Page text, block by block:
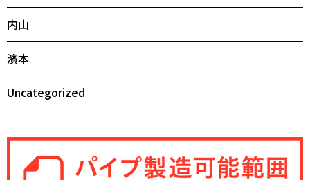
内山
濱本
Uncategorized